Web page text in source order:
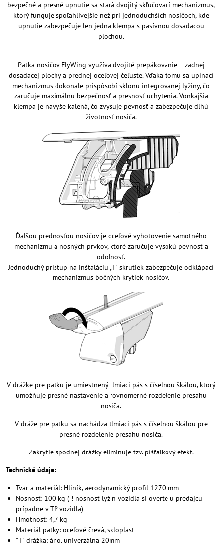
bezpečné a presné upnutie sa stará dvojitý skľučovací mechanizmus,
ktorý funguje spoľahlivejšie než pri jednoduchších nosičoch, kde
upnutie zabezpečuje len jedna klempa s pasívnou dosadacou
plochou.
Pätka nosičov FlyWing využíva dvojité prepákovanie – zadnej
dosadacej plochy a prednej oceľovej čeľuste. Vďaka tomu sa upínací
mechanizmus dokonale prispôsobí sklonu integrovanej lyžiny, čo
zaručuje maximálnu bezpečnosť a presnosť uchytenia. Vonkajšia
klempa je navyše kalená, čo zvyšuje pevnosť a zabezpečuje dlhú
životnosť nosiča.
Ďalšou prednosťou nosičov je oceľové vyhotovenie samotného
mechanizmu a nosných prvkov, ktoré zaručuje vysokú pevnosť a
odolnosť.
Jednoduchý prístup na inštaláciu „T" skrutiek zabezpečuje odklápací
mechanizmus bočných krytiek nosičov.
V drážke pre pätku je umiestnený tlmiaci pás s číselnou škálou, ktorý
umožňuje presné nastavenie a rovnomerné rozdelenie presahu
nosiča.
V dráže pre pätku sa nachádza tlmiaci pás s číselnou škálou pre
presné rozdelenie presahu nosiča.
Zakrytie spodnej drážky eliminuje tzv. píšťalkový efekt.
Technické údaje:
Tvar a materiál: Hliník, aerodynamický profil 1270 mm
Nosnosť: 100 kg ( ! nosnosť lyžín vozidla si overte u predajcu
prípadne v TP vozidla)
Hmotnosť: 4,7 kg
Materiál pätky: oceľové črevá, skloplast
"T" drážka: áno, univerzálna 20mm